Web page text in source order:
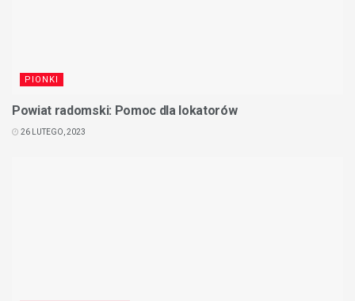
PIONKI
Powiat radomski: Pomoc dla lokatorów
26 LUTEGO, 2023